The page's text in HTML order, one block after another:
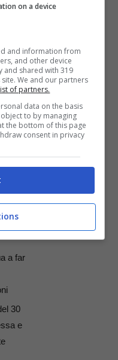
i
da
di
a
a far
30
e
on a device
and information from
and other device
and shared with 319
We and our partners
of partners.
data on the basis
to by managing
the bottom of this page
consent in privacy